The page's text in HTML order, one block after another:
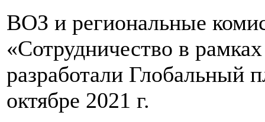
ВОЗ и региональные
«Сотрудничество в
разработали Глобальный
октябре 2021 г.